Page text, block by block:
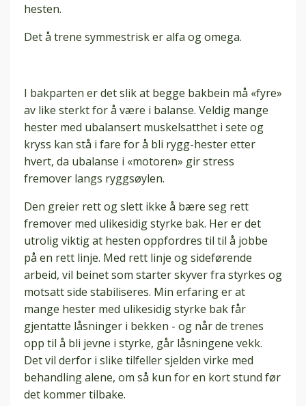
hesten.
Det å trene symmestrisk er alfa og omega.
I bakparten er det slik at begge bakbein må «fyre»
av like sterkt for å være i balanse. Veldig mange
hester med ubalansert muskelsatthet i sete og
kryss kan stå i fare for å bli rygg-hester etter
hvert, da ubalanse i «motoren» gir stress
fremover langs ryggsøylen.
Den greier rett og slett ikke å bære seg rett
fremover med ulikesidig styrke bak. Her er det
utrolig viktig at hesten oppfordres til til å jobbe
på en rett linje. Med rett linje og sideførende
arbeid, vil beinet som starter skyver fra styrkes og
motsatt side stabiliseres. Min erfaring er at
mange hester med ulikesidig styrke bak får
gjentatte låsninger i bekken - og når de trenes
opp til å bli jevne i styrke, går låsningene vekk.
Det vil derfor i slike tilfeller sjelden virke med
behandling alene, om så kun for en kort stund før
det kommer tilbake.